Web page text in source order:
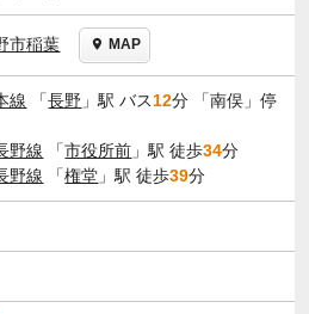
市稲葉 MAP
線 「長野 」駅 バス12分 「南俣」停
野線 「市役所前 」駅 徒歩34分
野線 「権堂 」駅 徒歩39分